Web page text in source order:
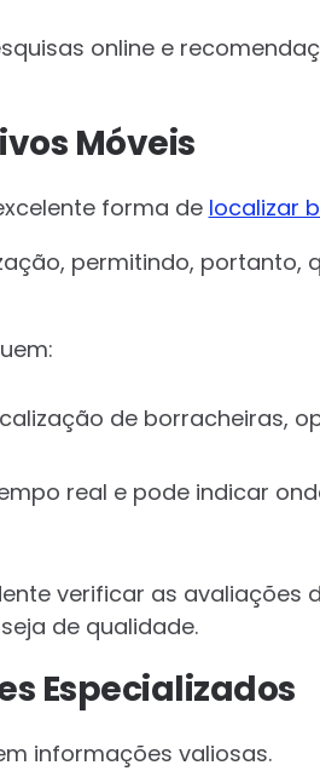
online e
Móveis
forma de localizar
permitindo, portanto,
de borracheiras,
real e pode indicar
verificar as avaliações
de qualidade.
Especializados
informações valiosas.